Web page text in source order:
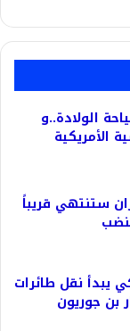
الولادة..و
الأمريكية
ستنتهي قريباً
يبدأ نقل طائرات
بن جوريون